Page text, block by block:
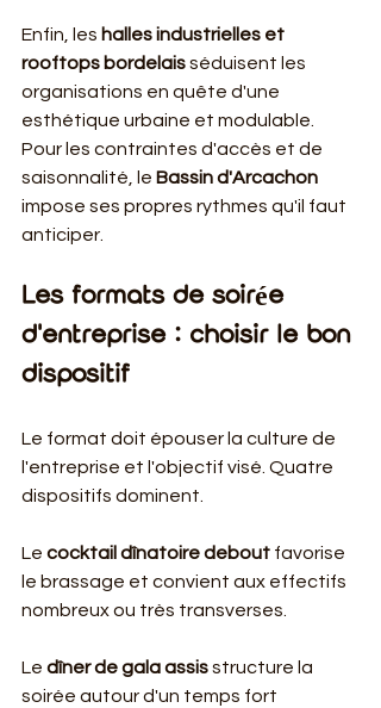
Enfin, les halles industrielles et
rooftops bordelais séduisent les
organisations en quête d'une
esthétique urbaine et modulable.
Pour les contraintes d'accès et de
saisonnalité, le Bassin d'Arcachon
impose ses propres rythmes qu'il faut
anticiper.
Les formats de soirée
d'entreprise : choisir le bon
dispositif
Le format doit épouser la culture de
l'entreprise et l'objectif visé. Quatre
dispositifs dominent.
Le cocktail dînatoire debout favorise
le brassage et convient aux effectifs
nombreux ou très transverses.
Le dîner de gala assis structure la
soirée autour d'un temps fort